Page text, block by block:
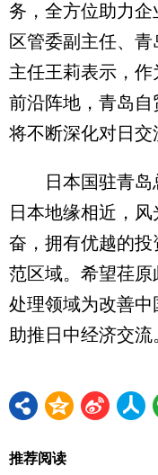
务，全方位助力
区管委副主任、
主任王莉表示，
前沿阵地，青岛
将不断深化对日交
日本国驻青岛
日本地缘相近，
奋，拥有优越的
范区域。希望荏
处理领域为改善
助推日中经济交流
推荐阅读